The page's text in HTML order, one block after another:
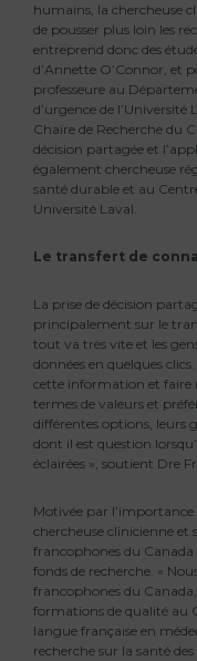
humains, la chercheuse
de pousser plus loin les
entreprend donc des
d’Annette O’Connor, et
professeure au
d’urgence de
Chaire de Recherche du
décision partagée et
également chercheuse
santé durable et au
Université Laval.
Le transfert de
La prise de décision
principalement sur le
tout va très vite et les
données en quelques
cette information et faire
termes de valeurs et
différentes options, leurs
dont il est question
éclairées », soutient Dre
Motivée par
chercheuse clinicienne et
francophones du Canada
fonds de recherche. «
francophones du
formations de qualité au
langue française en
recherche sur la santé